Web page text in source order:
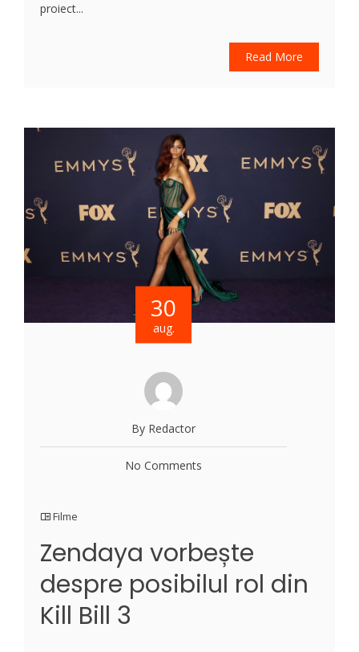
proiect...
Read More
30
aug.
By Redactor
No Comments
Filme
Zendaya vorbește
despre posibilul rol din
Kill Bill 3